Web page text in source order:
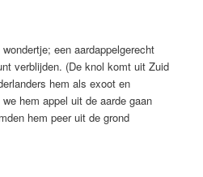
wondertje; een aardappelgerecht
verblijden. (De knol komt uit Zuid
hem als exoot en
hem appel uit de aarde gaan
hem peer uit de grond